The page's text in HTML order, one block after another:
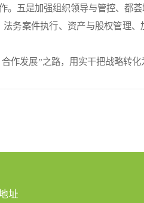
五是加强组织领导与管控、都荟
务案件执行、资产与股权管理、
作发展”之路，用实干把战略转化
址